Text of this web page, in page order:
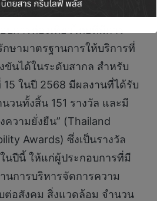
2 ปี ตั้งแต่ปี 2539 เป็นต้น
ามาตรฐานการให้บริการที่
ขันได้ในระดับสากล สำหรับ
15 ในปี 2568 มีผลงานที่ได้รับ
วนทั้งสิ้น 151 รางวัล และมี
ความยั่งยืน” (Thailand
Awards) ซึ่งเป็นรางวัล
นปีนี้ ให้แก่ผู้ประกอบการที่มี
นการบริหารจัดการความ
ต่อสังคม สิ่งแวดล้อม จำนวน